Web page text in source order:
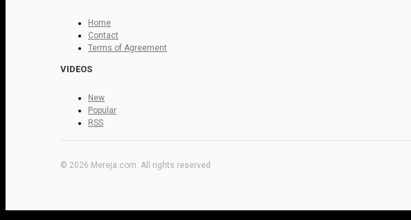
Home
Contact
Terms of Agreement
VIDEOS
New
Popular
RSS
© 2026 Mereja.com. All rights reserved